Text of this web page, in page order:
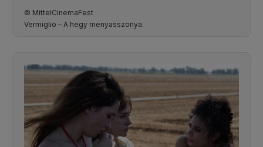
© MittelCinemaFest
Vermiglio – A hegy menyasszonya.